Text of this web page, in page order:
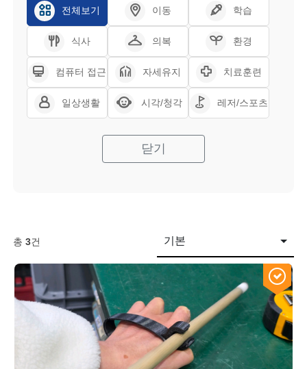
전체보기 이동 학습
식사 의복 환경
컴퓨터 접근 자세유지 치료훈련
일상생활 시각/청각 레저/스포츠
닫기
총3건 기본